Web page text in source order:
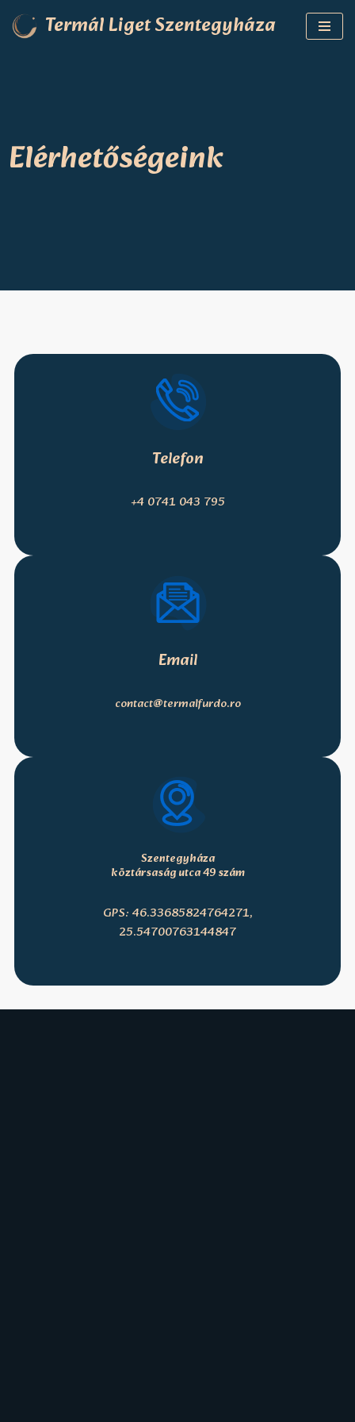
Skip
Termál Liget Szentegyháza
Elérhetőségeink
Telefon
+4 0741 043 795
Email
contact@termalfurdo.ro
Szentegyháza
köztársaság utca 49 szám
GPS: 46.33685824764271,
25.54700763144847